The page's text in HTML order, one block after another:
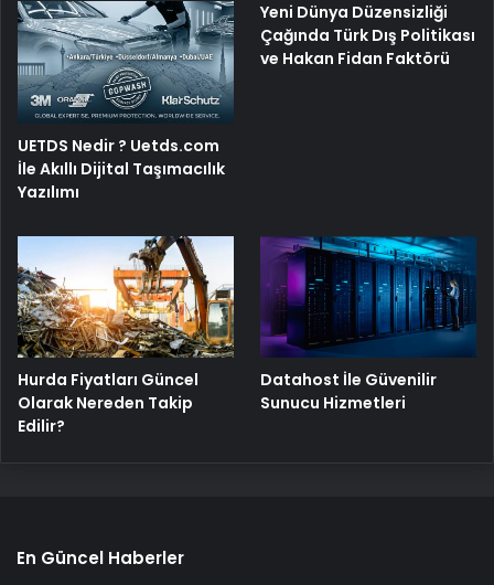
UETDS Nedir ? Uetds.com
İle Akıllı Dijital Taşımacılık
Yazılımı
Yeni Dünya Düzensizliği
Çağında Türk Dış Politikası
ve Hakan Fidan Faktörü
Hurda Fiyatları Güncel
Olarak Nereden Takip
Edilir?
Datahost İle Güvenilir
Sunucu Hizmetleri
En Güncel Haberler